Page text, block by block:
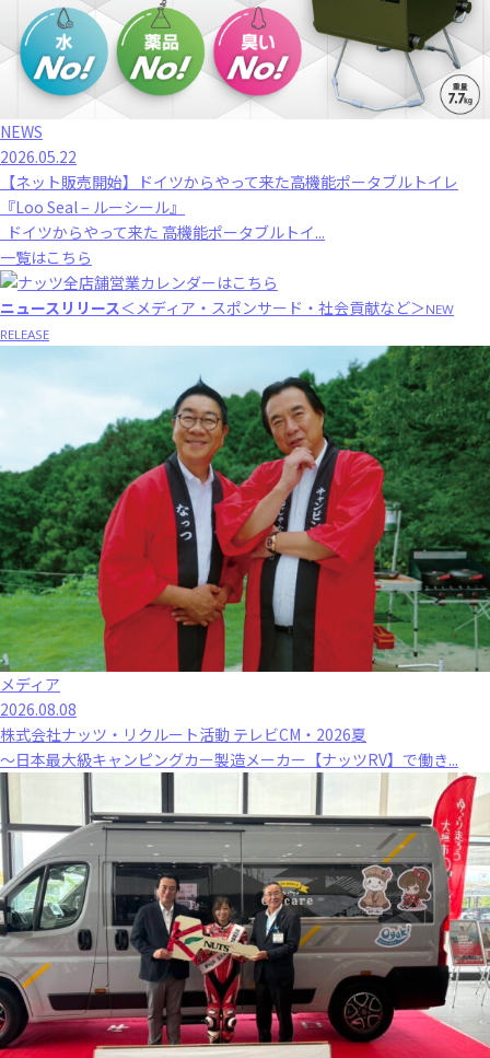
NEWS
2026.05.22
【ネット販売開始】ドイツからやって来た高機能ポータブルトイレ
『Loo Seal – ルーシール』
ドイツからやって来た 高機能ポータブルトイ...
一覧はこちら
ニュースリリース＜メディア・スポンサード・社会貢献など＞NEW
RELEASE
メディア
2026.08.08
株式会社ナッツ・リクルート活動 テレビCM・2026夏
～日本最大級キャンピングカー製造メーカー【ナッツRV】で働き...